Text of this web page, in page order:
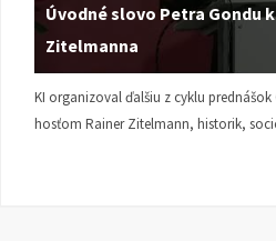
Úvodné slovo Petra Gondu
Zitelmanna
KI organizoval ďalšiu z cyklu
hosťom Rainer Zitelmann, historik,